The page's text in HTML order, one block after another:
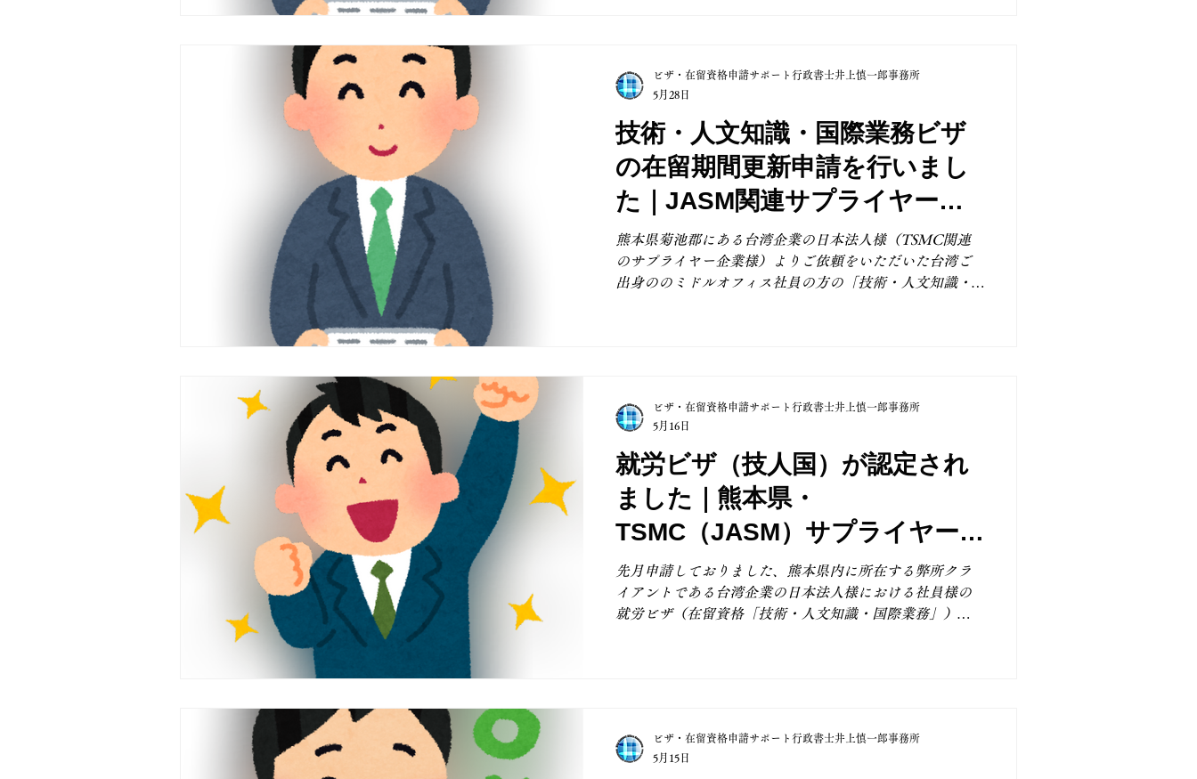
や追加資料の対応まで丁寧にサポートし、少しでもスム
ーズに審査が進むよう努めております。 無事に認定が許
可されますことを心より願っております。 現在、弊所で
は、地元熊本の企業様ならびにTSMCの熊本進出に伴う
複数のサプライヤー台湾企業様を中心に、在留資格に関
するサポートのご依頼を継続的にいただいております。
また、熊本県外の企業様や遠方のお客様からのご相談に
ております。 弊所では、エンジニア職に限らず、通訳・
翻訳、人事・総務・経理などの事務系職種に従事される
社員様の在留資格手続きにも対応しており、ご家族
技術・人文知識・国際業務ビザ
の在留期間更新申請を行いまし
た｜JASM関連サプライヤー企
業様（熊本県）
熊本県菊池郡にある台湾企業の日本法人様（TSMC関連
のサプライヤー企業様）よりご依頼をいただいた台湾ご
出身ののミドルオフィス社員の方の「技術・人文知識・
であるか ・実際の業務内容が在留資格の範囲（技術・人
文知識・国際業務）に適合しているか ・給与水準や納税
状況、社会保険加入等、日本国内において適切に就労、
生活しているか ・認定申請時（あるいは前回更新申請
時）の内容と大きな乖離がないか また、更新申請の際に
は、納税状況等の確認のための申請人個人の所得証明書
や納税証明書など、認定申請では求められなかった資料
を適切に説明できる資料を用意することも重要です。 そ
のため、企業側のご担当者様には、外国人社員の受け入
れ体制やサポート体制の整備に加え、定期的な就
ビザ・在留資格申請サポート行政書士井上慎一郎事務所
5月28日
就労ビザ（技人国）が認定され
ました｜熊本県・
TSMC（JASM）サプライヤー企
業様
先月申請しておりました、熊本県内に所在する弊所クラ
イアントである台湾企業の日本法人様における社員様の
就労ビザ（在留資格「技術・人文知識・国際業務」）
の提出指示がありましたが、対応後、速やかに認定が下
り、安心いたしました。 在留資格「技術・人文知識・国
ビザ・在留資格申請サポート行政書士井上慎一郎事務所
5月16日
ビザ・在留資格申請サポート行政書士井上慎一郎事務所
5月15日